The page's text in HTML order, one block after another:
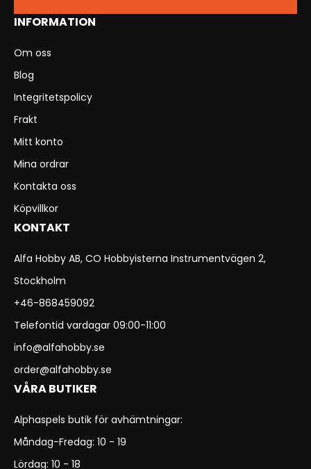
INFORMATION
Om oss
Blog
Integritetspolicy
Frakt
Mitt konto
Mina ordrar
Kontakta oss
Köpvillkor
KONTAKT
Alfa Hobby AB, CO Hobbyisterna Instrumentvägen 2,
Stockholm
+46-868459092
Telefontid vardagar 09:00-11:00
info@alfahobby.se
order@alfahobby.se
VÅRA BUTIKER
Alphaspels butik för avhämtningar:
Måndag-Fredag: 10 - 19
Lördag: 10 - 18